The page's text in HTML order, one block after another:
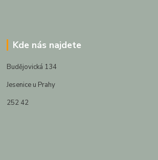
Kde nás najdete
Budějovická 134
Jesenice u Prahy
252 42